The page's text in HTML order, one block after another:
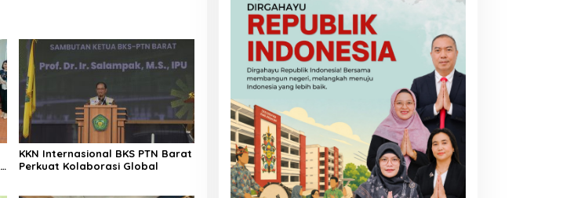
KKN Internasional BKS PTN Barat
Perkuat Kolaborasi Global